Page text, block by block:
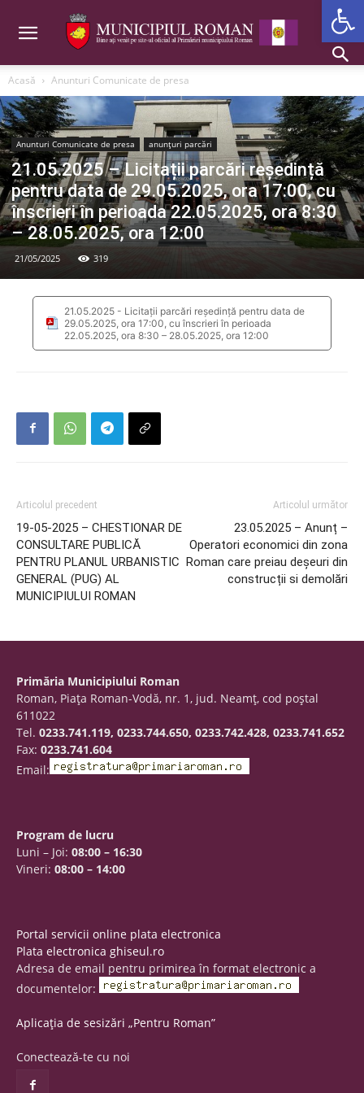
Acasă Anunturi Comunicate de presa
Anunturi Comunicate de presa anunțuri parcări
21.05.2025 – Licitații parcări reședință
pentru data de 29.05.2025, ora 17:00, cu
înscrieri în perioada 22.05.2025, ora 8:30
– 28.05.2025, ora 12:00
21/05/2025 319
21.05.2025 - Licitații parcări reședință pentru data de
29.05.2025, ora 17:00, cu înscrieri în perioada
22.05.2025, ora 8:30 – 28.05.2025, ora 12:00
Articolul precedent
19-05-2025 – CHESTIONAR DE
CONSULTARE PUBLICĂ
PENTRU PLANUL URBANISTIC
GENERAL (PUG) AL
MUNICIPIULUI ROMAN
Articolul următor
23.05.2025 – Anunț –
Operatori economici din zona
Roman care preiau deșeuri din
construcții si demolări
Primăria Municipiului Roman
Roman, Piaţa Roman-Vodă, nr. 1, jud. Neamţ, cod poştal
611022
Tel. 0233.741.119, 0233.744.650, 0233.742.428, 0233.741.652
Fax: 0233.741.604
Email:
Program de lucru
Luni – Joi: 08:00 – 16:30
Vineri: 08:00 – 14:00
Portal servicii online plata electronica
Plata electronica ghiseul.ro
Adresa de email pentru primirea în format electronic a
documentelor:
Aplicația de sesizări „Pentru Roman”
Conectează-te cu noi